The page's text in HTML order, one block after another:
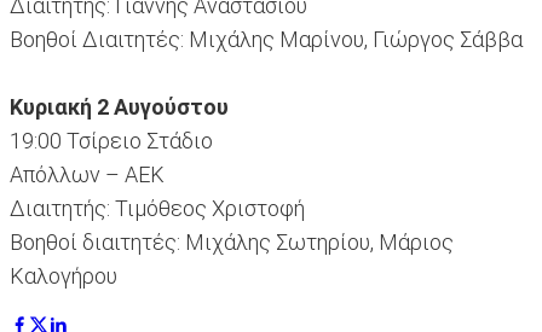
Διαιτητής: Γιάννης Αναστασίου
Βοηθοί Διαιτητές: Μιχάλης Μαρίνου, Γιώργος Σάββα
Κυριακή 2 Αυγούστου
19:00 Τσίρειο Στάδιο
Απόλλων – ΑΕΚ
Διαιτητής: Τιμόθεος Χριστοφή
Βοηθοί διαιτητές: Μιχάλης Σωτηρίου, Μάριος
Καλογήρου